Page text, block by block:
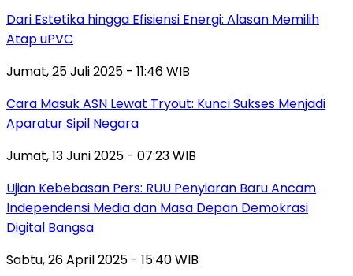
Dari Estetika hingga Efisiensi Energi: Alasan Memilih
Atap uPVC
Jumat, 25 Juli 2025 - 11:46 WIB
Cara Masuk ASN Lewat Tryout: Kunci Sukses Menjadi
Aparatur Sipil Negara
Jumat, 13 Juni 2025 - 07:23 WIB
Ujian Kebebasan Pers: RUU Penyiaran Baru Ancam
Independensi Media dan Masa Depan Demokrasi
Digital Bangsa
Sabtu, 26 April 2025 - 15:40 WIB